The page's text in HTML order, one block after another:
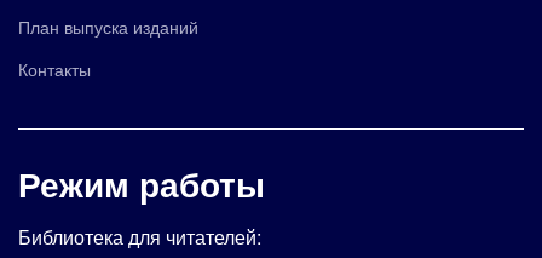
План выпуска изданий
Контакты
Режим работы
Библиотека для читателей: